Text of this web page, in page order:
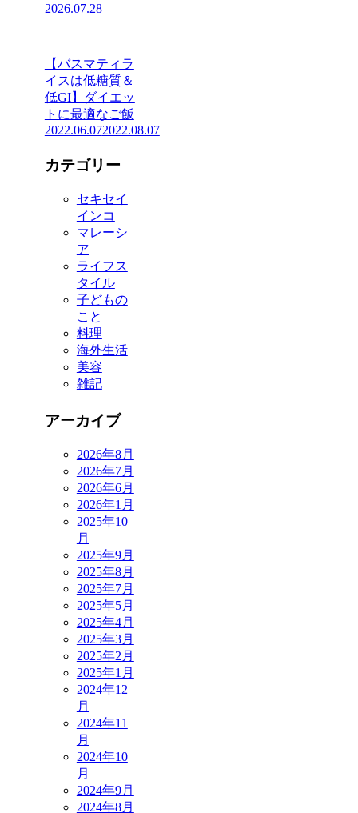
2026.07.28
【バスマティラ
イスは低糖質＆
低GI】ダイエッ
トに最適なご飯
2022.06.072022.08.07
カテゴリー
セキセイ
インコ
マレーシ
ア
ライフス
タイル
子どもの
こと
料理
海外生活
美容
雑記
アーカイブ
2026年8月
2026年7月
2026年6月
2026年1月
2025年10
月
2025年9月
2025年8月
2025年7月
2025年5月
2025年4月
2025年3月
2025年2月
2025年1月
2024年12
月
2024年11
月
2024年10
月
2024年9月
2024年8月